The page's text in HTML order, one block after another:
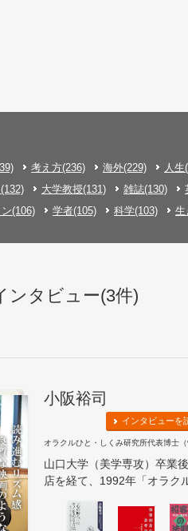
考え方(236) 海外(229)
人生
大学教授(131) 雑誌(130)
(106)
学者(105) 科学(103) 生
ンタビュー(3件)
小阪裕司
インタビューを
オラクルひと・しくみ研究所代表博士
山口大学（美学専攻）卒業
店を経て、1992年「オラク